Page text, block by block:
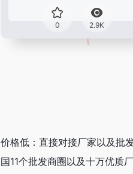
0 2.9K
价格低：直接对接厂家以及批
国11个批发商圈以及十万优质